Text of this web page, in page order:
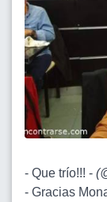
- Que trío!!! - (
- Gracias